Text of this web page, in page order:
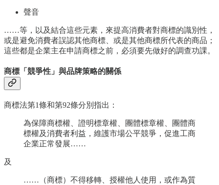
聲音
……等，以及結合這些元素，來提高消費者對商標的識別性，
或是避免消費者誤認其他商標、或是其他商標所代表的商品；
這些都是企業主在申請商標之前，必須要先做好的調查功課。
商標「競爭性」與品牌策略的關係
商標法第1條和第92條分別指出：
為保障商標權、證明標章權、團體標章權、團體商
標權及消費者利益，維護市場公平競爭，促進工商
企業正常發展……
及
……（商標）不得移轉、授權他人使用，或作為質